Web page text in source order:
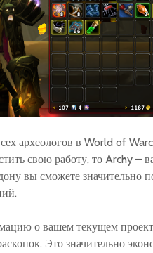
археологов в World of
свою работу, то Archy –
вы сможете значительно
о вашем текущем
Это значительно
PvP гайд по ММ ханту
в World of Warcraft:
стратегии и тактики
Обновленное
руководство по
использованию
макросов для воина в
World of Warcraft:
для максимальной
эффективности